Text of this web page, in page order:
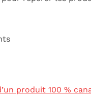
produit 100 %